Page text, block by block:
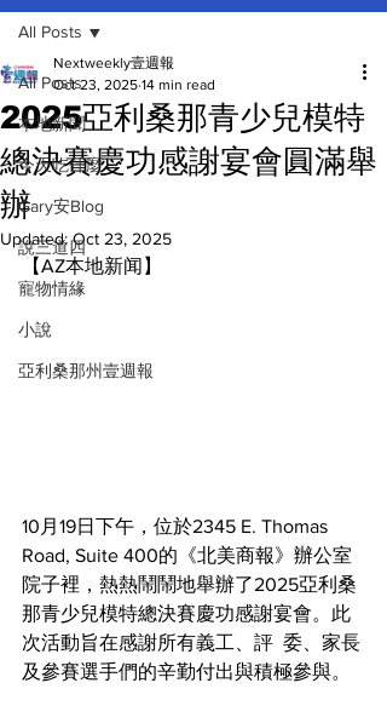
All Posts
本地新聞
今天吃什麼
Gary安Blog
說三道四
寵物情緣
小說
亞利桑那州壹週報
All Posts
2025亞利桑那青少兒模特
總決賽慶功感謝宴會圓滿舉
辦
Nextweekly壹週報
Oct 23, 2025 14 min read
Updated:Oct 23, 2025
【AZ本地新闻】
10月19日下午，位於2345 E. Thomas
Road, Suite 400的《北美商報》辦公室
院子裡，熱熱鬧鬧地舉辦了2025亞利桑
那青少兒模特總決賽慶功感謝宴會。此
次活動旨在感謝所有義工、評  委、家長
及參賽選手們的辛勤付出與積極參與。